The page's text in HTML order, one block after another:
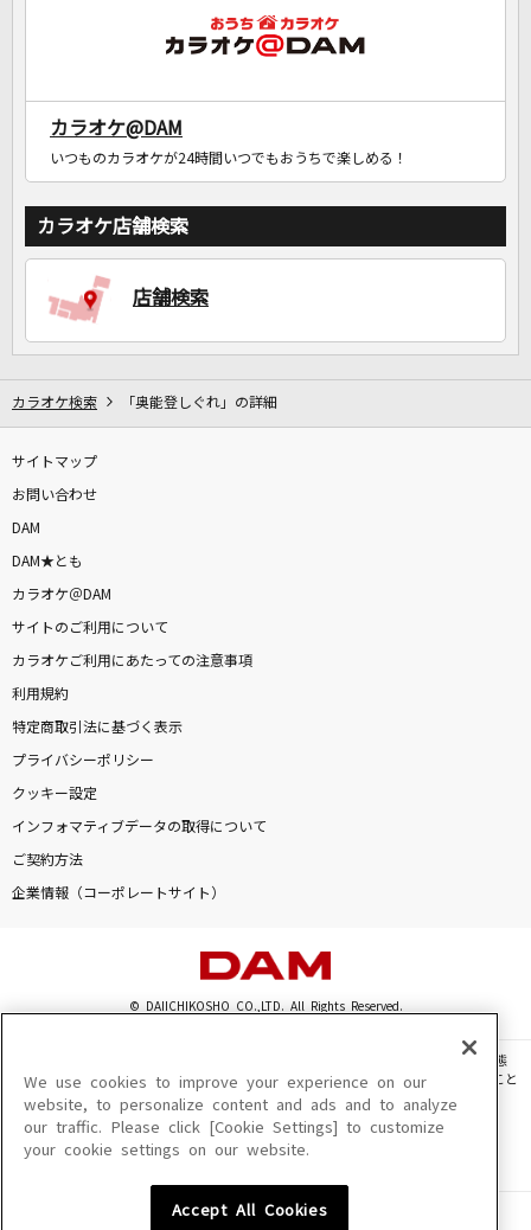
カラオケ@DAM
いつものカラオケが24時間いつでもおうちで楽しめる！
カラオケ店舗検索
店舗検索
カラオケ検索 「奥能登しぐれ」の詳細
サイトマップ
お問い合わせ
DAM
DAM★とも
カラオケ＠DAM
サイトのご利用について
カラオケご利用にあたっての注意事項
利用規約
特定商取引法に基づく表示
プライバシーポリシー
クッキー設定
インフォマティブデータの取得について
ご契約方法
企業情報（コーポレートサイト）
© DAIICHIKOSHO CO.,LTD. All Rights Reserved.
このサイトに掲載されている一切の文章・画像・写真・動画・音声等を、手段や形態
を問わず、著作権法の定める範囲を超えて無断で複製、転載、ファイル化などすること
を禁じます。
楽曲及びコンテンツは、機種によりご利用いただけない場合があります。
楽曲及びコンテンツの配信日、配信内容が変更になる場合があります。
We use cookies to improve your experience on our
website, to personalize content and ads and to analyze
our traffic. Please click [Cookie Settings] to customize
your cookie settings on our website.
Accept All Cookies